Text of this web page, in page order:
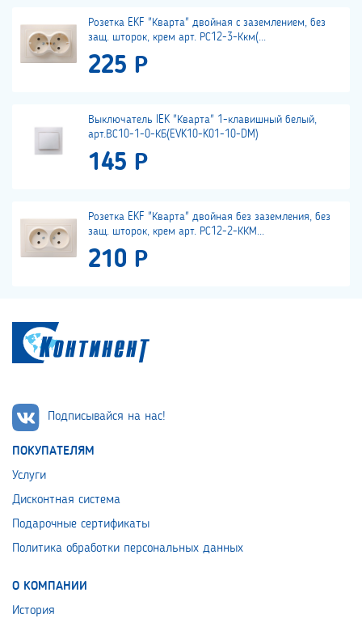
Розетка EKF "Кварта" двойная с заземлением, без
защ. шторок, крем арт. РС12-3-Ккм(...
225 Р
Выключатель IEK "Кварта" 1-клавишный белый,
арт.ВС10-1-0-КБ(EVK10-K01-10-DM)
145 Р
Розетка EKF "Кварта" двойная без заземления, без
защ. шторок, крем арт. РС12-2-ККМ...
210 Р
Подписывайся на нас!
ПОКУПАТЕЛЯМ
Услуги
Дисконтная система
Подарочные сертификаты
Политика обработки персональных данных
О КОМПАНИИ
История